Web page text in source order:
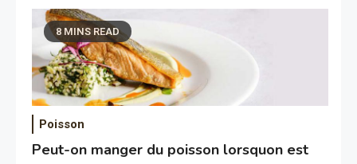
8 MINS READ
Poisson
Peut-on manger du poisson lorsquon est